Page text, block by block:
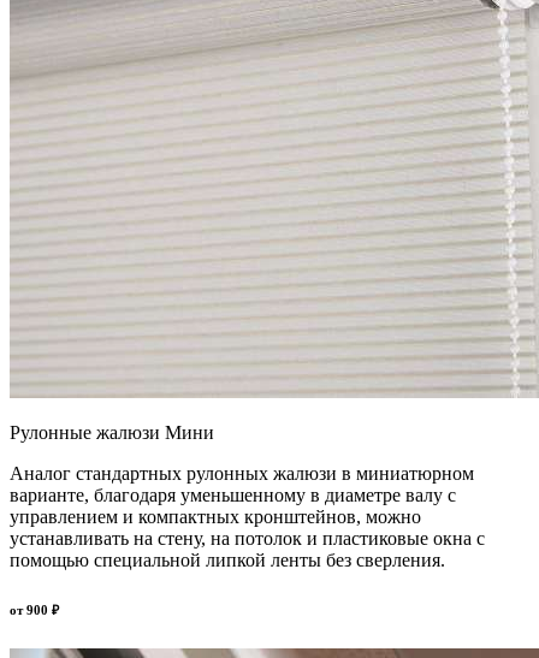
Рулонные жалюзи Мини
Аналог стандартных рулонных жалюзи в миниатюрном
варианте, благодаря уменьшенному в диаметре валу с
управлением и компактных кронштейнов, можно
устанавливать на стену, на потолок и пластиковые окна с
помощью специальной липкой ленты без сверления.
от900 ₽